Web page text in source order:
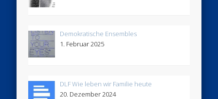
Demokratische Ensembles
1. Februar 2025
DLF Wie leben wir Familie heute
20. Dezember 2024